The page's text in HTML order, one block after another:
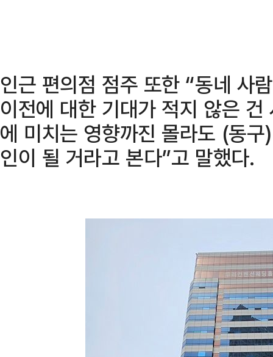
인근 편의점 점주 또한 “동네 사
이전에 대한 기대가 적지 않은
에 미치는 영향까진 몰라도 (동
인이 될 거라고 본다”고 말했다.